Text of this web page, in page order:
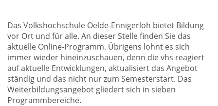
Das Volkshochschule Oelde-Ennigerloh bietet Bildung
vor Ort und für alle. An dieser Stelle finden Sie das
aktuelle Online-Programm. Übrigens lohnt es sich
immer wieder hineinzuschauen, denn die vhs reagiert
auf aktuelle Entwicklungen, aktualisiert das Angebot
ständig und das nicht nur zum Semesterstart. Das
Weiterbildungsangebot gliedert sich in sieben
Programmbereiche.